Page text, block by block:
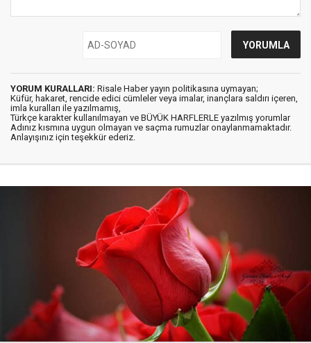
YORUM KURALLARI: Risale Haber yayın politikasına uymayan;
Küfür, hakaret, rencide edici cümleler veya imalar, inançlara saldırı içeren,
imla kuralları ile yazılmamış,
Türkçe karakter kullanılmayan ve BÜYÜK HARFLERLE yazılmış yorumlar
Adınız kısmına uygun olmayan ve saçma rumuzlar onaylanmamaktadır.
Anlayışınız için teşekkür ederiz.